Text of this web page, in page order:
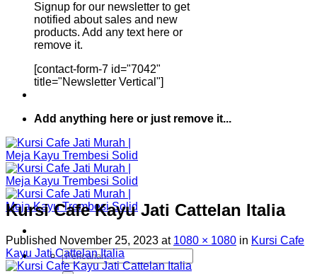
Signup for our newsletter to get
notified about sales and new
products. Add any text here or
remove it.
[contact-form-7 id="7042"
title="Newsletter Vertical"]
Add anything here or just remove it...
Pencarian
untuk:
Kursi Cafe Kayu Jati Cattelan Italia
Published November 25, 2023 at 1080 × 1080 in Kursi Cafe
Kayu Jati Cattelan Italia